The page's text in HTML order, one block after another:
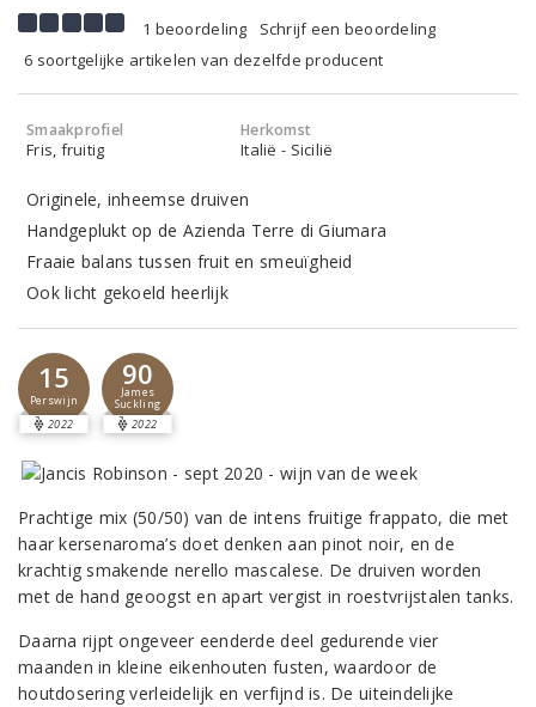
1 beoordeling
Schrijf een beoordeling
6 soortgelijke artikelen van dezelfde producent
Smaakprofiel
Fris, fruitig
Herkomst
Italië - Sicilië
Originele, inheemse druiven
Handgeplukt op de Azienda Terre di Giumara
Fraaie balans tussen fruit en smeuïgheid
Ook licht gekoeld heerlijk
15
Perswijn
2022
90
James
Suckling
2022
Prachtige mix (50/50) van de intens fruitige frappato, die met
haar kersenaroma’s doet denken aan pinot noir, en de
krachtig smakende nerello mascalese. De druiven worden
met de hand geoogst en apart vergist in roestvrijstalen tanks.
Daarna rijpt ongeveer eenderde deel gedurende vier
maanden in kleine eikenhouten fusten, waardoor de
houtdosering verleidelijk en verfijnd is. De uiteindelijke